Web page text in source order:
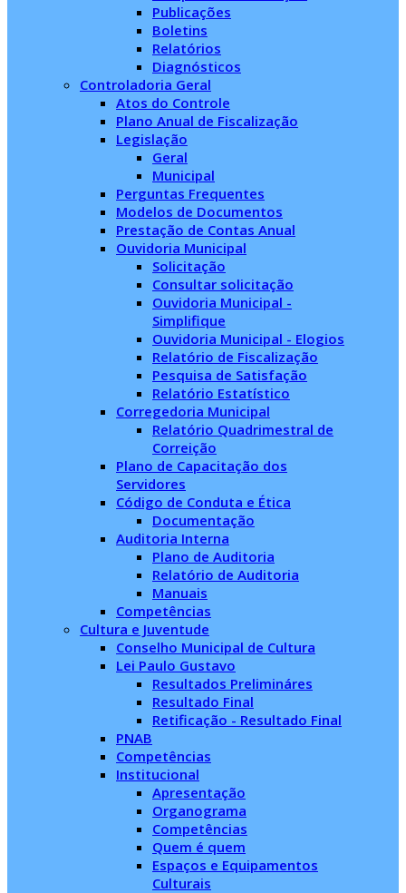
Publicações
Boletins
Relatórios
Diagnósticos
Controladoria Geral
Atos do Controle
Plano Anual de Fiscalização
Legislação
Geral
Municipal
Perguntas Frequentes
Modelos de Documentos
Prestação de Contas Anual
Ouvidoria Municipal
Solicitação
Consultar solicitação
Ouvidoria Municipal -
Simplifique
Ouvidoria Municipal - Elogios
Relatório de Fiscalização
Pesquisa de Satisfação
Relatório Estatístico
Corregedoria Municipal
Relatório Quadrimestral de
Correição
Plano de Capacitação dos
Servidores
Código de Conduta e Ética
Documentação
Auditoria Interna
Plano de Auditoria
Relatório de Auditoria
Manuais
Competências
Cultura e Juventude
Conselho Municipal de Cultura
Lei Paulo Gustavo
Resultados Prelimináres
Resultado Final
Retificação - Resultado Final
PNAB
Competências
Institucional
Apresentação
Organograma
Competências
Quem é quem
Espaços e Equipamentos
Culturais